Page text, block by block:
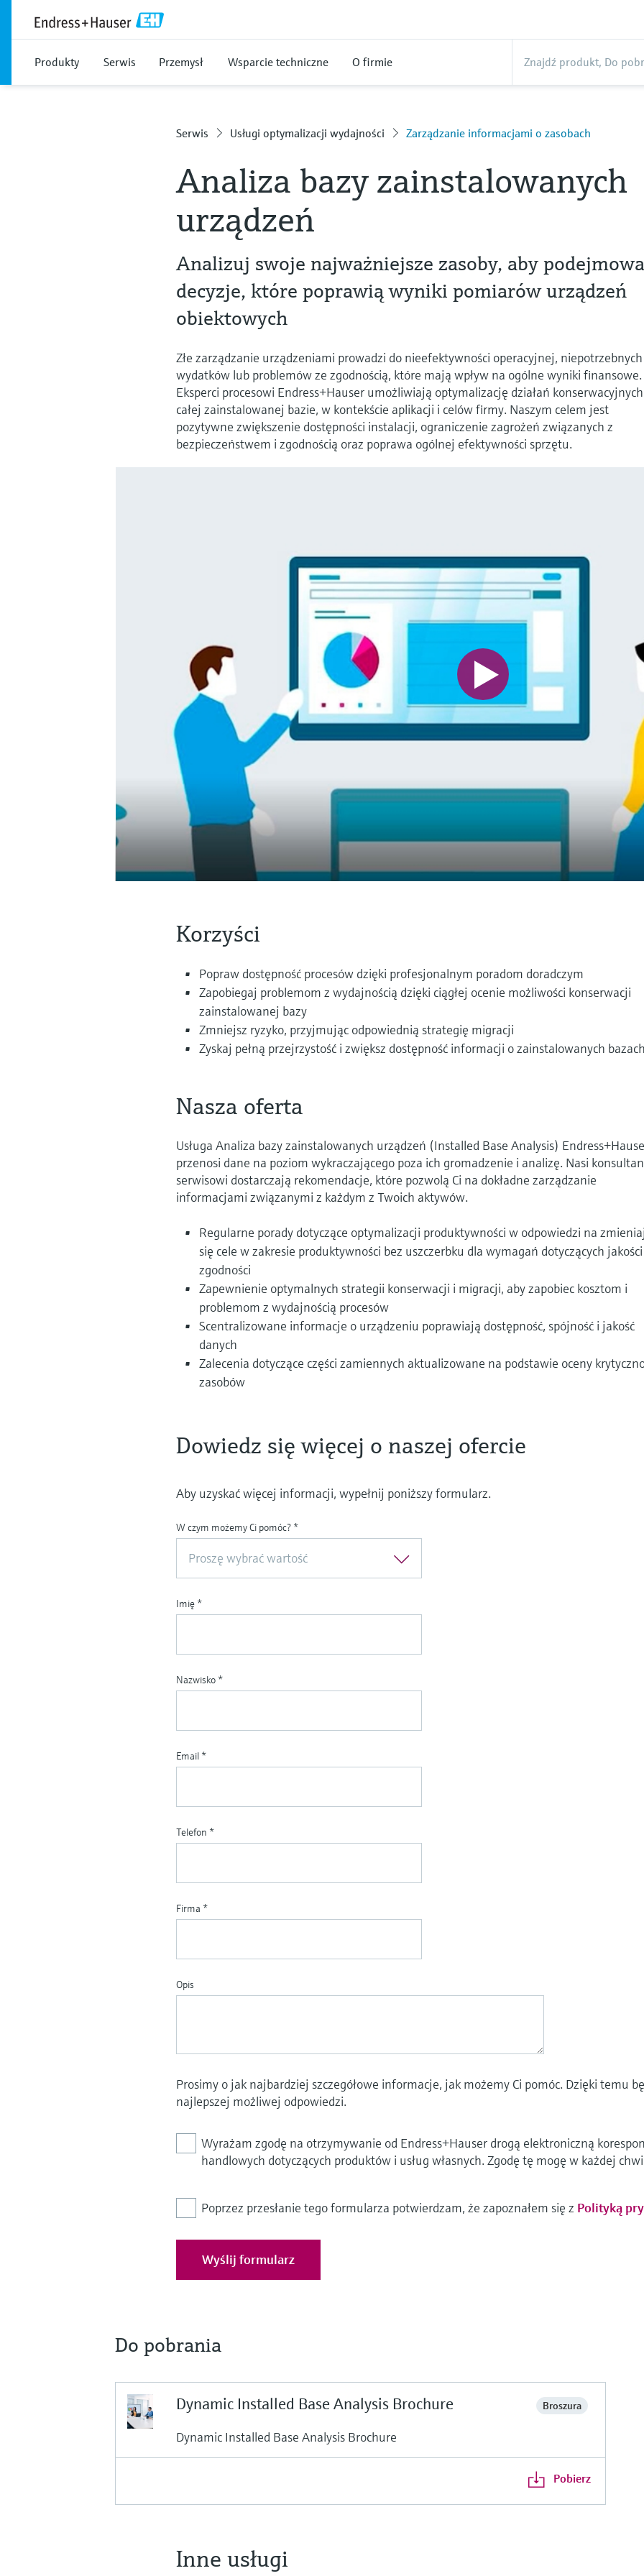
Produkty Serwis Przemysł Wsparcie techniczne O firmie
Serwis Usługi optymalizacji wydajności Zarządzanie informacjami o zasobach
Analiza bazy zainstalowanych
urządzeń
Analizuj swoje najważniejsze zasoby, aby
decyzje, które poprawią wyniki pomiarów urządzeń
obiektowych
Złe zarządzanie urządzeniami prowadzi do nieefektywności operacyjnej, niepotrzebnych
wydatków lub problemów ze zgodnością, które mają wpływ na ogólne wyniki finansowe.
Eksperci procesowi Endress+Hauser umożliwiają optymalizację działań
całej zainstalowanej bazie, w kontekście aplikacji i celów firmy. Naszym celem jest
pozytywne zwiększenie dostępności instalacji, ograniczenie zagrożeń związanych z
bezpieczeństwem i zgodnością oraz poprawa ogólnej efektywności sprzętu.
Korzyści
Popraw dostępność procesów dzięki profesjonalnym poradom doradczym
Zapobiegaj problemom z wydajnością dzięki ciągłej ocenie możliwości konserwacji
zainstalowanej bazy
Zmniejsz ryzyko, przyjmując odpowiednią strategię migracji
Zyskaj pełną przejrzystość i zwiększ dostępność informacji o zainstalowanych
Nasza oferta
Usługa Analiza bazy zainstalowanych urządzeń (Installed Base Analysis)
przenosi dane na poziom wykraczającego poza ich gromadzenie i analizę. Nasi
serwisowi dostarczają rekomendacje, które pozwolą Ci na dokładne zarządzanie
informacjami związanymi z każdym z Twoich aktywów.
Regularne porady dotyczące optymalizacji produktywności w odpowiedzi na
się cele w zakresie produktywności bez uszczerbku dla wymagań dotyczących
zgodności
Zapewnienie optymalnych strategii konserwacji i migracji, aby zapobiec kosztom i
problemom z wydajnością procesów
Scentralizowane informacje o urządzeniu poprawiają dostępność, spójność i jakość
danych
Zalecenia dotyczące części zamiennych aktualizowane na podstawie oceny
zasobów
Dowiedz się więcej o naszej ofercie
Aby uzyskać więcej informacji, wypełnij poniższy formularz.
W czym możemy Ci pomóc? *
Proszę wybrać wartość
Imię *
Nazwisko *
Email *
Telefon *
Firma *
Opis
Prosimy o jak najbardziej szczegółowe informacje, jak możemy Ci pomóc. Dzięki temu
najlepszej możliwej odpowiedzi.
Wyrażam zgodę na otrzymywanie od Endress+Hauser drogą elektroniczną
handlowych dotyczących produktów i usług własnych. Zgodę tę mogę w każdej
Poprzez przesłanie tego formularza potwierdzam, że zapoznałem się z Polityką
Wyślij formularz
Do pobrania
Dynamic Installed Base Analysis Brochure Broszura
Dynamic Installed Base Analysis Brochure
Pobierz
Inne usługi